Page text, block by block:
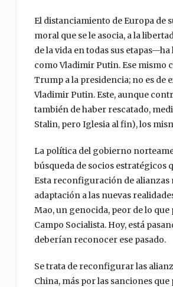
El distanciamiento de Europa de
moral que se le asocia, a la
de la vida en todas sus
como Vladimir Putin. Ese mismo
Trump a la presidencia; no es de
Vladimir Putin. Este, aunque
también de haber rescatado,
Stalin, pero Iglesia al fin), los
La política del gobierno
búsqueda de socios
Esta reconfiguración de alianzas
adaptación a las nuevas
Mao, un genocida, peor de lo
Campo Socialista. Hoy, está
deberían reconocer ese pasado.
Se trata de reconfigurar las
China, más por las sanciones